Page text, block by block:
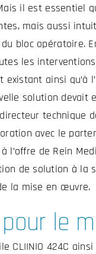
il est essentiel
mais aussi
bloc opératoire.
les
ainsi qu’à
solution devait
technique
avec le
de Rein
de solution à la
la mise en œuvre.
le
424C